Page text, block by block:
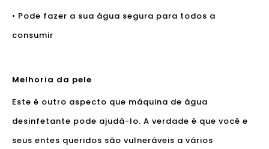
• Pode fazer a sua água segura para todos a
consumir
Melhoria da pele
Este é outro aspecto que máquina de água
desinfetante pode ajudá-lo. A verdade é que você e
seus entes queridos são vulneráveis ​​a vários